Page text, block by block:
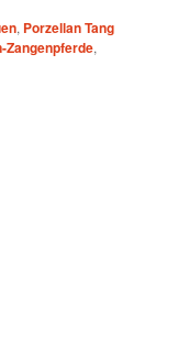
, Porzellan Tang
Zangenpferde,